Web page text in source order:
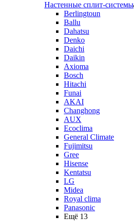
Настенные сплит-системы
Berlingtoun
Ballu
Dahatsu
Denko
Daichi
Daikin
Axioma
Bosch
Hitachi
Funai
AKAI
Changhong
AUX
Ecoclima
General Climate
Fujimitsu
Gree
Hisense
Kentatsu
LG
Midea
Royal clima
Panasonic
Ещё 13